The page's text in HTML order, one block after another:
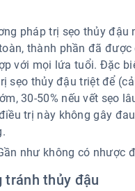
pháp trị sẹo thủy đậu
thành phần đã được
với mọi lứa tuổi. Đặc
sẹo thủy đậu triệt để
30-50% nếu vết sẹo
trị này không gây
như không có nhược
tránh thủy đậu